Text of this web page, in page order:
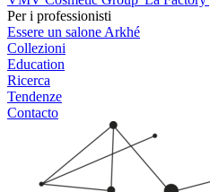
Per i professionisti
Essere un salone Arkhé
Collezioni
Education
Ricerca
Tendenze
Contacto